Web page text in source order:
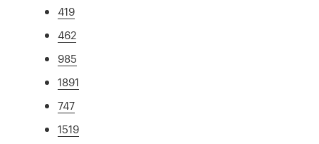
419
462
985
1891
747
1519